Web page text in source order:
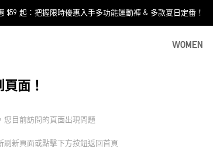
$59 起：把握限時優惠入手多功能運動褲 & 多款夏日定番！​
WOMEN
面！
您目前訪問的頁面出現問題
刷新頁面或點擊下方按鈕返回首頁